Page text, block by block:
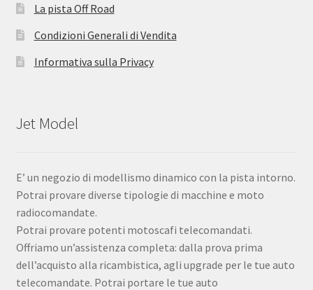
La pista Off Road
Condizioni Generali di Vendita
Informativa sulla Privacy
Jet Model
E’ un negozio di modellismo dinamico con la pista intorno.
Potrai provare diverse tipologie di macchine e moto
radiocomandate.
Potrai provare potenti motoscafi telecomandati.
Offriamo un’assistenza completa: dalla prova prima
dell’acquisto alla ricambistica, agli upgrade per le tue auto
telecomandate. Potrai portare le tue auto